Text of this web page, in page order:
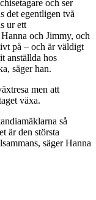
och ser
det egentligen två
ur ett
och Jimmy, och
på – och är väldigt
anställda hos
säger han.
men att
växa.
så
är den största
säger Hanna